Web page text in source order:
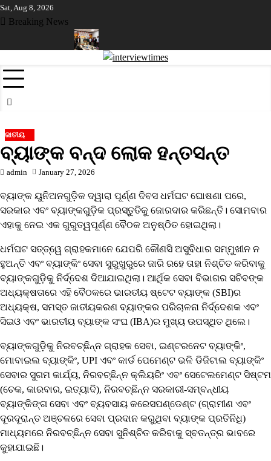
Skip
to
Sat, Aug 8, 2026
Breaking News
ଓଡ଼ିଶାର ଶିଳ୍ପ ସଙ୍ଗଠନ ନେତୃତ୍ୱଙ୍କ ପାଇଁ ଓକେସିଏଲ୍
ଜାତୀୟ
ବ୍ୟାଙ୍କ ବନ୍ଦ ଲୋକ ହନ୍ତସନ୍ତ
admin January 27, 2026
ବ୍ୟାଙ୍କ ୟୁନିଅନଗୁଡ଼ିକ ଦ୍ୱାରା ପୂର୍ଣ୍ଣ ଦିବସ ଧର୍ମଘଟ ଘୋଷଣା ପରେ,
ସରକାର ଏବଂ ବ୍ୟାଙ୍କଗୁଡ଼ିକ ପ୍ରସ୍ତୁତିକୁ ଜୋରଦାର କରିଛନ୍ତି। ସୋମବାର
ଏହାକୁ ନେଇ ଏକ ଗୁରୁତ୍ୱପୂର୍ଣ୍ଣ ବୈଠକ ଅନୁଷ୍ଠିତ ହୋଇଥିଲା।
ଧର୍ମଘଟ ସତ୍ତ୍ୱେ ଗ୍ରାହକମାନେ ଯେପରି କୌଣସି ଅସୁବିଧାର ସମ୍ମୁଖୀନ ନ
ହୁଅନ୍ତି ଏବଂ ବ୍ୟାଙ୍କିଂ ସେବା ସୁରୁଖୁରୁରେ ଜାରି ରହେ ତାହା ନିଶ୍ଚିତ କରିବାକୁ
ବ୍ୟାଙ୍କଗୁଡ଼ିକୁ ନିର୍ଦ୍ଦେଶ ଦିଆଯାଇଥିଲା। ଆର୍ଥିକ ସେବା ବିଭାଗର ସଚିବଙ୍କ
ଅଧ୍ୟକ୍ଷତାରେ ଏହି ବୈଠକରେ ଭାରତୀୟ ଷ୍ଟେଟ ବ୍ୟାଙ୍କ (SBI)ର
ଅଧ୍ୟକ୍ଷ, ସମସ୍ତ ଜାତୀୟକରଣ ବ୍ୟାଙ୍କର ପରିଚାଳନା ନିର୍ଦ୍ଦେଶକ ଏବଂ
ସିଇଓ ଏବଂ ଭାରତୀୟ ବ୍ୟାଙ୍କ ସଂଘ (IBA)ର ମୁଖ୍ୟ ଉପସ୍ଥିତ ଥିଲେ।
ବ୍ୟାଙ୍କଗୁଡ଼ିକୁ ନିରବଚ୍ଛିନ୍ନ ଗ୍ରାହକ ସେବା, ଇଣ୍ଟରନେଟ ବ୍ୟାଙ୍କିଂ,
ମୋବାଇଲ ବ୍ୟାଙ୍କିଂ, UPI ଏବଂ କାର୍ଡ ପେମେଣ୍ଟ ଭଳି ଡିଜିଟାଲ ବ୍ୟାଙ୍କିଂ
ସେବାର ସୁଗମ କାର୍ଯ୍ୟ, ନିରବଚ୍ଛିନ୍ନ କ୍ଲିୟରିଂ ଏବଂ ସେଟେଲମେଣ୍ଟ ସିଷ୍ଟମ
(ଚେକ, କାରବାର, ଇତ୍ୟାଦି), ନିରବଚ୍ଛିନ୍ନ ସରକାରୀ-ସମ୍ବନ୍ଧୀୟ
ବ୍ୟାଙ୍କିଙ୍ଗ ସେବା ଏବଂ ବ୍ୟବସାୟ କରେସପଣ୍ଡେଣ୍ଟ (ଗ୍ରାମୀଣ ଏବଂ
ଦୂରଦୂରାନ୍ତ ଅଞ୍ଚଳରେ ସେବା ପ୍ରଦାନ କରୁଥିବା ବ୍ୟାଙ୍କ ପ୍ରତିନିଧି)
ମାଧ୍ୟମରେ ନିରବଚ୍ଛିନ୍ନ ସେବା ସୁନିଶ୍ଚିତ କରିବାକୁ ସ୍ବତନ୍ତ୍ର ଭାବରେ
କୁହାଯାଇଛି।